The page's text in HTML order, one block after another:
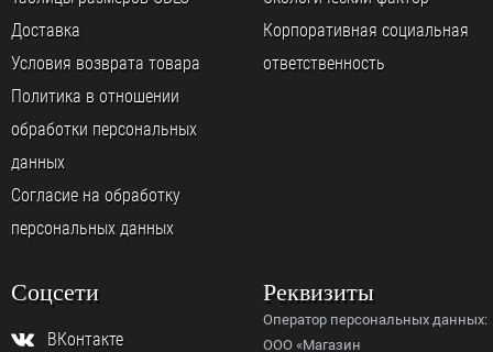
Доставка
Условия возврата товара
Политика в отношении
обработки персональных
данных
Согласие на обработку
персональных данных
Корпоративная социальная
ответственность
Соцсети
ВКонтакте
Реквизиты
Оператор персональных данных:
ООО «Магазин